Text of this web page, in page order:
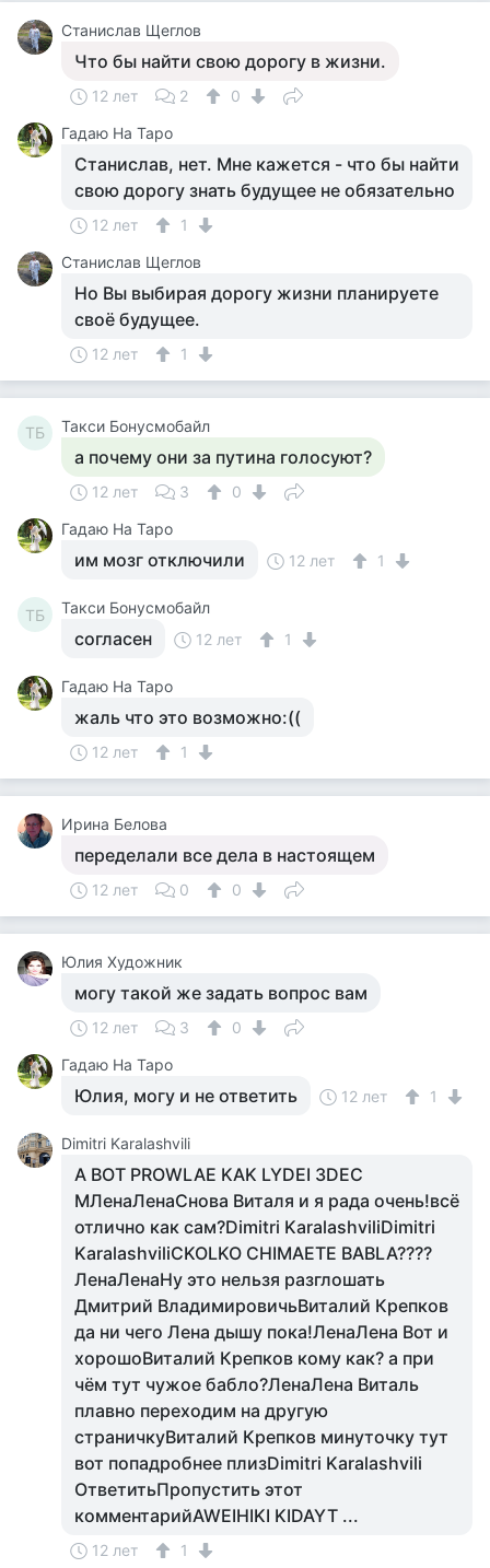
Станислав Щеглов
Что бы найти свою дорогу в жизни.
12 лет 2
0
Гадаю На Таро
Станислав, нет. Мне кажется - что бы найти
свою дорогу знать будущее не обязательно
12 лет
1
Станислав Щеглов
Но Вы выбирая дорогу жизни планируете
своё будущее.
12 лет 1
ТБ Такси Бонусмобайл
а почему они за путина голосуют?
12 лет 3
0
Гадаю На Таро
им мозг отключили 12 лет 1
ТБ Такси Бонусмобайл
согласен 12 лет 1
Гадаю На Таро
жаль что это возможно:((
12 лет 1
Ирина Белова
переделали все дела в настоящем
12 лет 0 0
Юлия Художник
могу такой же задать вопрос вам
12 лет 3
0
Гадаю На Таро
Юлия, могу и не ответить 12 лет 1
Dimitri Karalashvili
A BOT PROWLAE KAK LYDEI 3DEC
MЛенаЛенаСнова Виталя и я рада очень!всё
отлично как сам?Dimitri KaralashviliDimitri
KaralashviliCKOLKO CHIMAETE BABLA????
ЛенаЛенаНу это нельзя разглошать
Дмитрий ВладимировичьВиталий Крепков
да ни чего Лена дышу пока!ЛенаЛена Вот и
хорошоВиталий Крепков кому как? а при
чём тут чужое бабло?ЛенаЛена Виталь
плавно переходим на другую
страничкуВиталий Крепков минуточку тут
вот попадробнее плизDimitri Karalashvili
ОтветитьПропустить этот
комментарийAWEIHIKI KIDAYT ...
12 лет
1